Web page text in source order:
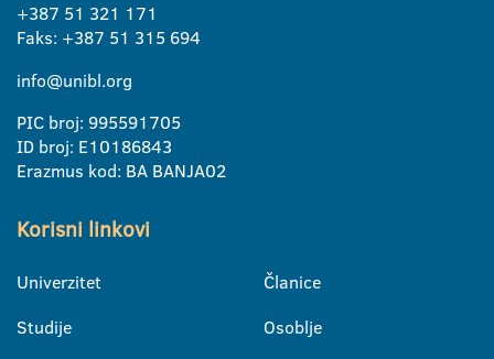
+387 51 321 171
Faks: +387 51 315 694
info@unibl.org
PIC broj: 995591705
ID broj: E10186843
Erazmus kod: BA BANJA02
Korisni linkovi
Univerzitet
Studije
Članice
Osoblje